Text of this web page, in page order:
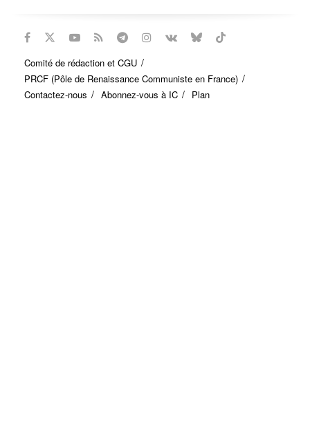
Comité de rédaction et CGU
PRCF (Pôle de Renaissance Communiste en France)
Contactez-nous
Abonnez-vous à IC Plan